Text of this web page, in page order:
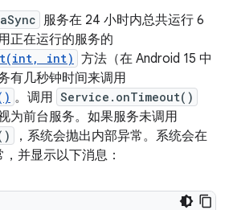
服务在 24 小时内总共运行 6
正在运行的服务的
int) 方法（在 Android 15 中
有几秒钟时间来调用
。调用 Service.onTimeout()
为前台服务。如果服务未调用
，系统会抛出内部异常。系统会在
并显示以下消息：